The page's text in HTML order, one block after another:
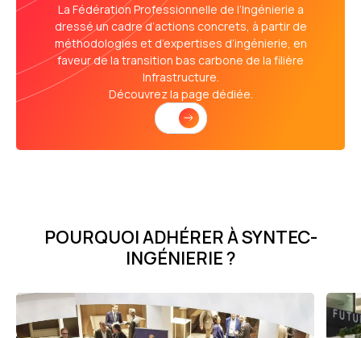
La Fédération Professionnelle de l’Ingénierie a
dressé un cadre d’actions concrets, à partir de
méthodologies et d’expertises d’ingénierie, en
faveur de la transition bas carbone de la filière
Infrastructure.
Découvrez la page dédiée.
POURQUOI ADHÉRER À SYNTEC-
INGÉNIERIE ?